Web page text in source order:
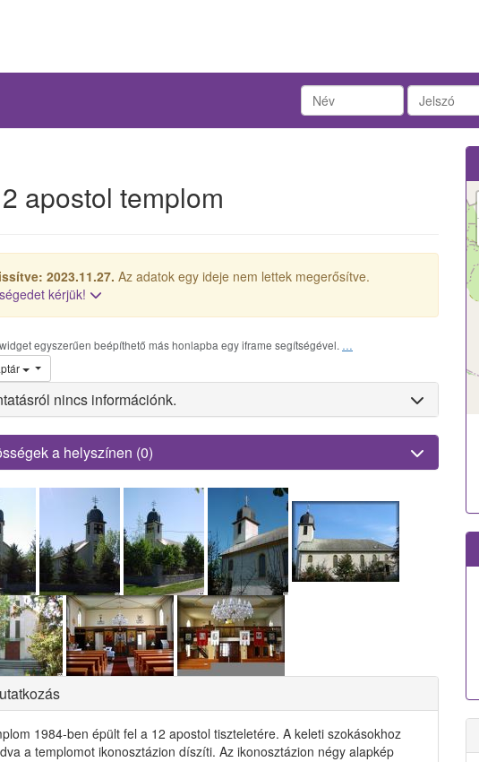
apostol templom
2023.11.27. Az adatok egy ideje nem lettek megerősítve.
kérjük!
egyszerűen beépíthető más honlapba egy iframe segítségével. …
nincs információnk.
a helyszínen (0)
1984-ben épült fel a 12 apostol tiszteletére. A keleti szokásokhoz
a templomot ikonosztázion díszíti. Az ikonosztázion négy alapkép